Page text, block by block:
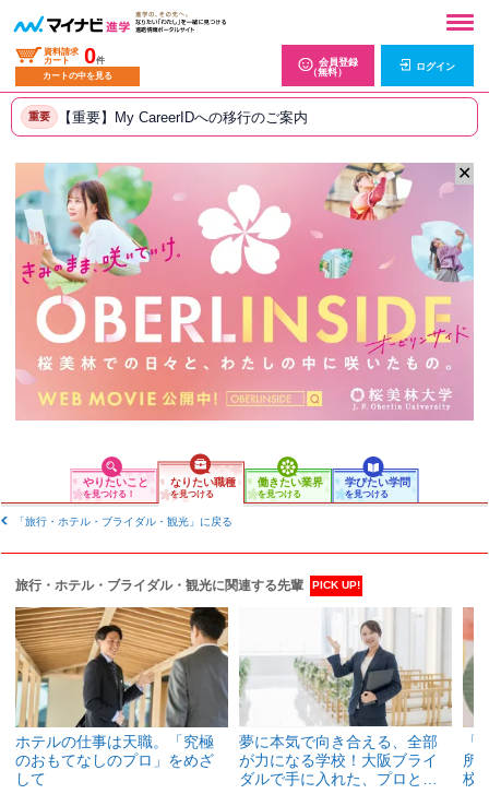
資料請求
カート
0件
カートの中を見る
会員登録
（無料）
ログイン
重要 【重要】My CareerIDへの移行のご案内
✕
やりたいこと
を見つける！
なりたい職種
を見つける
働きたい業界
を見つける
学びたい学問
を見つける
「旅行・ホテル・ブライダル・観光」に戻る
旅行・ホテル・ブライダル・観光に関連する先輩 PICK UP!
ホテルの仕事は天職。「究極
のおもてなしのプロ」をめざ
して
夢に本気で向き合える、全部
が力になる学校！大阪ブライ
ダルで手に入れた、プロと…
「
所
校